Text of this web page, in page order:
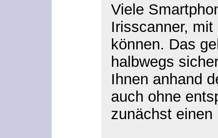
Viele
Irisscanner,
können. Das
halbwegs
Ihnen anhand
auch ohne
zunächst